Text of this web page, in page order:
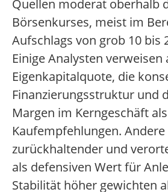
Quellen moderat oberhalb
Börsenkurses, meist im
Aufschlags von grob 10 bis
Einige Analysten
Eigenkapitalquote, die
Finanzierungsstruktur und
Margen im Kerngeschäft
Kaufempfehlungen.
zurückhaltender und
als defensiven Wert für
Stabilität höher gewichten